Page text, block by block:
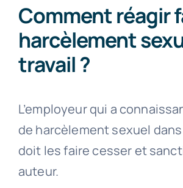
Comment réagir
harcèlement
travail ?
L’employeur qui a
de harcèlement sexuel dans
doit les faire cesser et
auteur.